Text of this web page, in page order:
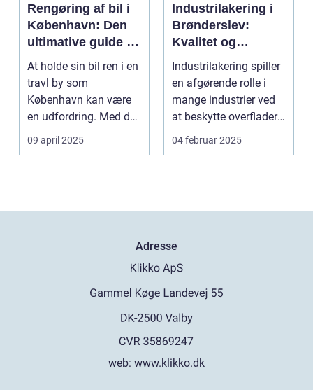
Rengøring af bil i
København: Den
ultimative guide til
en skinnende ren
At holde sin bil ren i en
travl by som
København kan være
en udfordring. Med de
mange g...
09 april 2025
Industrilakering i
Brønderslev:
Kvalitet og
ekspertise
Industrilakering spiller
en afgørende rolle i
mange industrier ved
at beskytte overflader
mod...
04 februar 2025
Adresse
web: www.klikko.dk